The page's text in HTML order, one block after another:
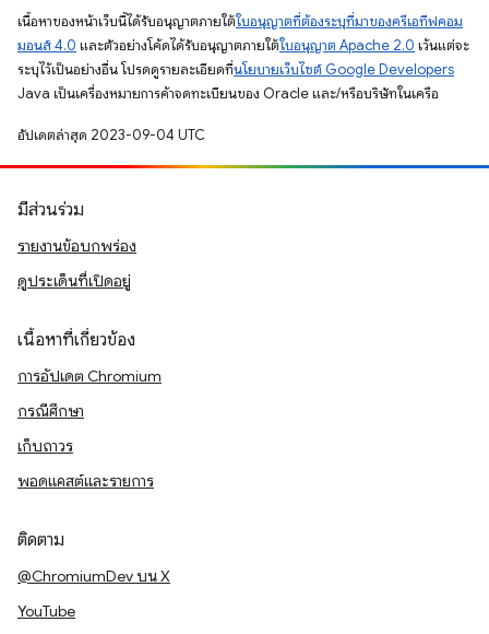
เนื้อหาของหน้าเว็บนี้ได้รับอนุญาตภายใต้ใบอนุญาตที่ต้องระบุที่มาของครีเอทีฟคอม
มอนส์ 4.0 และตัวอย่างโค้ดได้รับอนุญาตภายใต้ใบอนุญาต Apache 2.0 เว้นแต่จะ
ระบุไว้เป็นอย่างอื่น โปรดดูรายละเอียดที่นโยบายเว็บไซต์ Google Developers
Java เป็นเครื่องหมายการค้าจดทะเบียนของ Oracle และ/หรือบริษัทในเครือ
อัปเดตล่าสุด 2023-09-04 UTC
มีส่วนร่วม
รายงานข้อบกพร่อง
ดูประเด็นที่เปิดอยู่
เนื้อหาที่เกี่ยวข้อง
การอัปเดต Chromium
กรณีศึกษา
เก็บถาวร
พอดแคสต์และรายการ
ติดตาม
@ChromiumDev บน X
YouTube